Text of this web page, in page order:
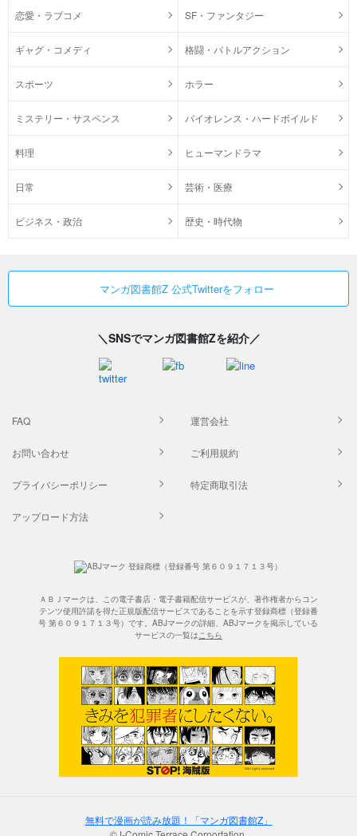
恋愛・ラブコメ SF・ファンタジー
ギャグ・コメディ 格闘・バトルアクション
スポーツ ホラー
ミステリー・サスペンス バイオレンス・ハードボイルド
料理 ヒューマンドラマ
日常 芸術・医療
ビジネス・政治 歴史・時代物
マンガ図書館Z 公式Twitterをフォロー
＼SNSでマンガ図書館Zを紹介／
FAQ 運営会社
お問い合わせ ご利用規約
プライバシーポリシー 特定商取引法
アップロード方法
ＡＢＪマークは、この電子書店・電子書籍配信サービスが、著作権者からコン
テンツ使用許諾を得た正規版配信サービスであることを示す登録商標（登録番
号 第６０９１７１３号）です。ABJマークの詳細、ABJマークを掲示している
サービスの一覧はこちら
無料で漫画が読み放題！「マンガ図書館Z」